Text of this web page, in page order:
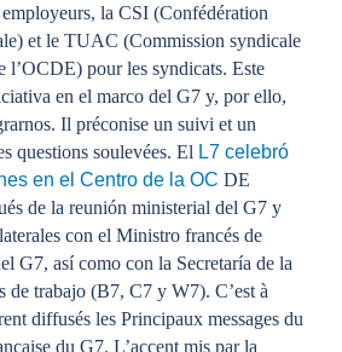
la CSI (Confédération
et le TUAC (Commission syndicale
l’OCDE) pour les syndicats. Este
en el marco del G7 y, por ello,
Il préconise un suivi et un
questions soulevées. El L7 celebró
en el Centro de la OC DE
de la reunión ministerial del G7 y
con el Ministro francés de
G7, así como con la Secretaría de la
de trabajo (B7, C7 y W7). C’est à
diffusés les Principaux messages du
du G7. L’accent mis par la